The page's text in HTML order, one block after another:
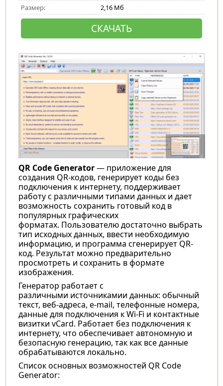
Размер: 2,16 Мб
СКАЧАТЬ
QR Code Generator— приложение для
создания QR-кодов, генерирует коды без
подключения к интернету, поддерживает
работу с различными типами данных и дает
возможность сохранить готовый код в
популярных графических
форматах. Пользователю достаточно выбрать
тип исходных данных, ввести необходимую
информацию, и программа сгенерирует QR-
код. Результат можно предварительно
просмотреть и сохранить в формате
изображения.
Генератор работает с
различными источникамии данных: обычный
текст, веб-адреса, e-mail, телефонные номера,
данные для подключения к Wi-Fi и контактные
визитки vCard. Работает без подключения к
интернету, что обеспечивает автономную и
безопасную генерацию, так как все данные
обрабатываются локально.
Список основных возможностей QR Code
Generator: